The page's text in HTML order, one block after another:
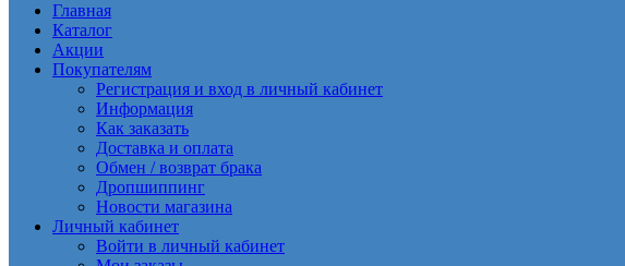
Главная
Каталог
Акции
Покупателям
Регистрация и вход в личный кабинет
Информация
Как заказать
Доставка и оплата
Обмен / возврат брака
Дропшиппинг
Новости магазина
Личный кабинет
Войти в личный кабинет